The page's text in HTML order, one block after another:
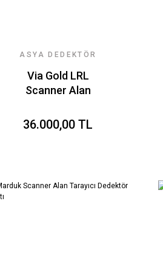
ASYA DEDEKTÖR
Via Gold LRL
Scanner Alan
36.000,00 TL